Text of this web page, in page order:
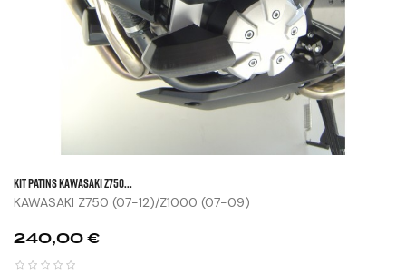
KIT PATINS KAWASAKI Z750...
KAWASAKI Z750 (07-12)/Z1000 (07-09)
Prix
240,00 €